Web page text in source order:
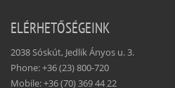
ELÉRHETŐSÉGEINK
2038 Sóskút, Jedlik Ányos u. 3.
Phone: +36 (23) 800-720
Mobile: +36 (70) 369 44 22